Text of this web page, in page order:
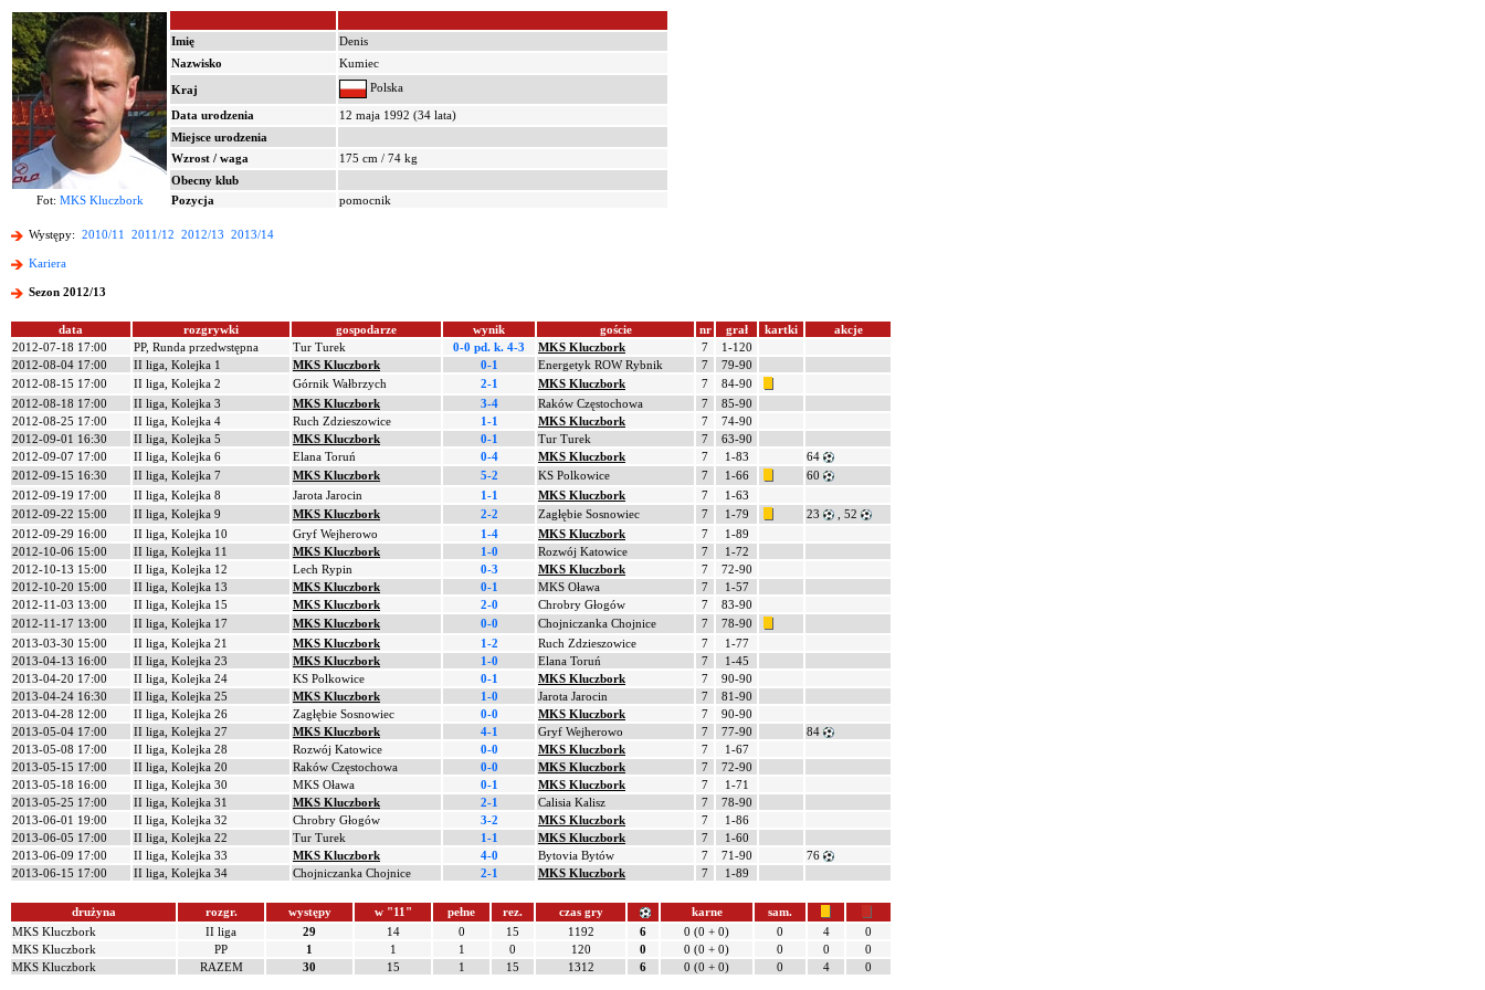
Imię
Denis
Nazwisko
Kumiec
Kraj
Polska
Data urodzenia
12 maja 1992 (34 lata)
Miejsce urodzenia
Wzrost / waga
175 cm / 74 kg
Obecny klub
Fot: MKS Kluczbork Pozycja pomocnik
Występy: 2010/11 2011/12 2012/13 2013/14
Kariera
Sezon 2012/13
data rozgrywki gospodarze wynik goście nr grał kartki
akcje
2012-07-18 17:00
PP, Runda przedwstępna Tur Turek 0-0 pd. k. 4-3 MKS Kluczbork 7
1-120
2012-08-04 17:00
II liga, Kolejka 1 MKS Kluczbork 0-1 Energetyk ROW Rybnik 7
79-90
2012-08-15 17:00
II liga, Kolejka 2 Górnik Wałbrzych 2-1 MKS Kluczbork 7
84-90
2012-08-18 17:00
II liga, Kolejka 3 MKS Kluczbork 3-4 Raków Częstochowa 7
85-90
2012-08-25 17:00
II liga, Kolejka 4 Ruch Zdzieszowice 1-1 MKS Kluczbork 7
74-90
2012-09-01 16:30
II liga, Kolejka 5 MKS Kluczbork 0-1 Tur Turek 7
63-90
2012-09-07 17:00
II liga, Kolejka 6 Elana Toruń 0-4 MKS Kluczbork 7 1-83
64
2012-09-15 16:30
II liga, Kolejka 7 MKS Kluczbork 5-2 KS Polkowice 7 1-66
60
2012-09-19 17:00
II liga, Kolejka 8 Jarota Jarocin 1-1 MKS Kluczbork 7
1-63
2012-09-22 15:00
II liga, Kolejka 9 MKS Kluczbork 2-2 Zagłębie Sosnowiec 7 1-79 23
, 52
2012-09-29 16:00
II liga, Kolejka 10 Gryf Wejherowo 1-4 MKS Kluczbork 7
1-89
2012-10-06 15:00
II liga, Kolejka 11 MKS Kluczbork 1-0 Rozwój Katowice 7
1-72
2012-10-13 15:00
II liga, Kolejka 12 Lech Rypin 0-3 MKS Kluczbork 7
72-90
2012-10-20 15:00
II liga, Kolejka 13 MKS Kluczbork 0-1 MKS Oława 7
1-57
2012-11-03 13:00
II liga, Kolejka 15 MKS Kluczbork 2-0 Chrobry Głogów 7
83-90
2012-11-17 13:00
II liga, Kolejka 17 MKS Kluczbork 0-0 Chojniczanka Chojnice 7
78-90
2013-03-30 15:00
II liga, Kolejka 21 MKS Kluczbork 1-2 Ruch Zdzieszowice 7
1-77
2013-04-13 16:00
II liga, Kolejka 23 MKS Kluczbork 1-0 Elana Toruń 7
1-45
2013-04-20 17:00
II liga, Kolejka 24 KS Polkowice 0-1 MKS Kluczbork 7
90-90
2013-04-24 16:30
II liga, Kolejka 25 MKS Kluczbork 1-0 Jarota Jarocin 7
81-90
2013-04-28 12:00
II liga, Kolejka 26 Zagłębie Sosnowiec 0-0 MKS Kluczbork 7
90-90
2013-05-04 17:00
II liga, Kolejka 27 MKS Kluczbork 4-1 Gryf Wejherowo 7 77-90
84
2013-05-08 17:00
II liga, Kolejka 28 Rozwój Katowice 0-0 MKS Kluczbork 7
1-67
2013-05-15 17:00
II liga, Kolejka 20 Raków Częstochowa 0-0 MKS Kluczbork 7
72-90
2013-05-18 16:00
II liga, Kolejka 30 MKS Oława 0-1 MKS Kluczbork 7
1-71
2013-05-25 17:00
II liga, Kolejka 31 MKS Kluczbork 2-1 Calisia Kalisz 7
78-90
2013-06-01 19:00
II liga, Kolejka 32 Chrobry Głogów 3-2 MKS Kluczbork 7
1-86
2013-06-05 17:00
II liga, Kolejka 22 Tur Turek 1-1 MKS Kluczbork 7
1-60
2013-06-09 17:00
II liga, Kolejka 33 MKS Kluczbork 4-0 Bytovia Bytów 7 71-90
76
2013-06-15 17:00
II liga, Kolejka 34 Chojniczanka Chojnice 2-1 MKS Kluczbork 7 1-89
drużyna rozgr. występy w "11" pełne rez. czas gry karne
sam.
MKS Kluczbork
II liga 29 14 0 15 1192 6 0 (0 + 0) 0 4
0
MKS Kluczbork
PP 1 1 1 0 120 0 0 (0 + 0) 0 0
0
MKS Kluczbork
RAZEM 30 15 1 15 1312 6 0 (0 + 0) 0 4 0